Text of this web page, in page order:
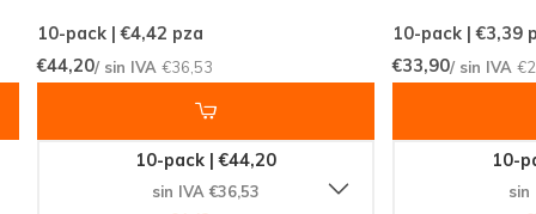
productos de energía sin nicotina. Explora nuestra
vasta colección, descubre nuevos favoritos y
experimenta la comodidad de las compras en línea
con una de las plataformas líderes del mundo.
¡Compra ahora y siente la diferencia con REBEL
10-pack | €4,42 pza
€44,20/ sin IVA€36,53
10-pack | €44,20
sin IVA €36,53
10-pack | €3,39
€33,90/ sin IVA
10-
sin